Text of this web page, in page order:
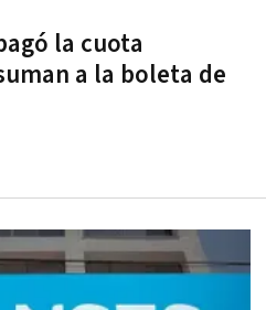
la cuota
a la boleta de